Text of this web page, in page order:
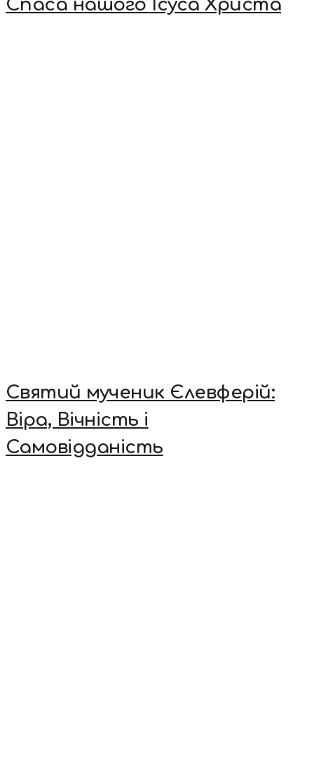
Спаса нашого Ісуса Христа
Святий мученик Єлевферій:
Віра, Вічність і
Самовідданість